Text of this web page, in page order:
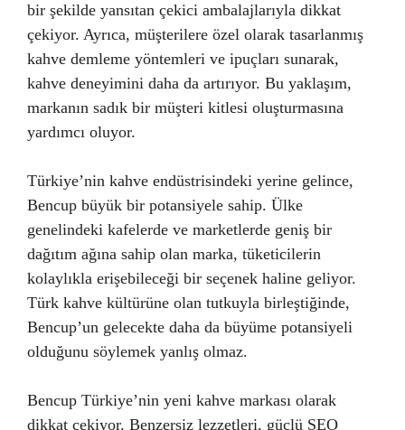
bir şekilde yansıtan çekici ambalajlarıyla dikkat
çekiyor. Ayrıca, müşterilere özel olarak tasarlanmış
kahve demleme yöntemleri ve ipuçları sunarak,
kahve deneyimini daha da artırıyor. Bu yaklaşım,
markanın sadık bir müşteri kitlesi oluşturmasına
yardımcı oluyor.
Türkiye’nin kahve endüstrisindeki yerine gelince,
Bencup büyük bir potansiyele sahip. Ülke
genelindeki kafelerde ve marketlerde geniş bir
dağıtım ağına sahip olan marka, tüketicilerin
kolaylıkla erişebileceği bir seçenek haline geliyor.
Türk kahve kültürüne olan tutkuyla birleştiğinde,
Bencup’un gelecekte daha da büyüme potansiyeli
olduğunu söylemek yanlış olmaz.
Bencup Türkiye’nin yeni kahve markası olarak
dikkat çekiyor. Benzersiz lezzetleri, güçlü SEO